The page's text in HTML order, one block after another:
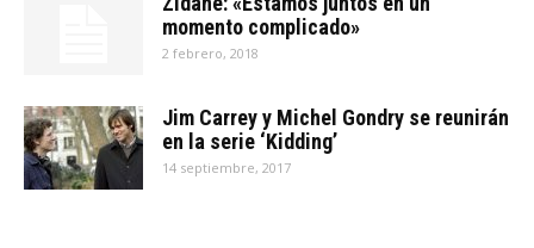
momento complicado»
2 febrero, 2018
Jim Carrey y Michel Gondry se reunirán
en la serie ‘Kidding’
14 septiembre, 2017